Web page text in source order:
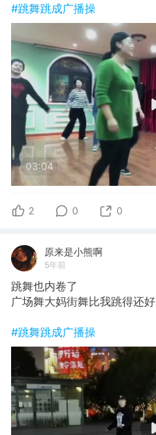
#跳舞跳成广播操
03:04
2 0 0
原来是小熊啊
5年前
跳舞也内卷了
广场舞大妈街舞比我跳得还好
#跳舞跳成广播操